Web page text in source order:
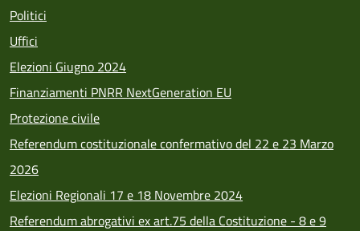
Politici
Uffici
Elezioni Giugno 2024
Finanziamenti PNRR NextGeneration EU
Protezione civile
Referendum costituzionale confermativo del 22 e 23 Marzo
2026
Elezioni Regionali 17 e 18 Novembre 2024
Referendum abrogativi ex art.75 della Costituzione - 8 e 9